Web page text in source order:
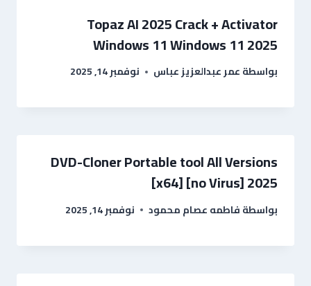
Topaz AI 2025 Crack + Activator
Windows 11 Windows 11 2025
بواسطةعمر عبدالعزيز عباس نوفمبر 14, 2025
DVD-Cloner Portable tool All Versions
[x64] [no Virus] 2025
بواسطةفاطمه عصام محمود نوفمبر 14, 2025